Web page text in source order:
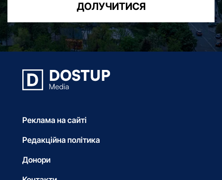
ДОЛУЧИТИСЯ
Реклама на сайті
Редакційна політика
Донори